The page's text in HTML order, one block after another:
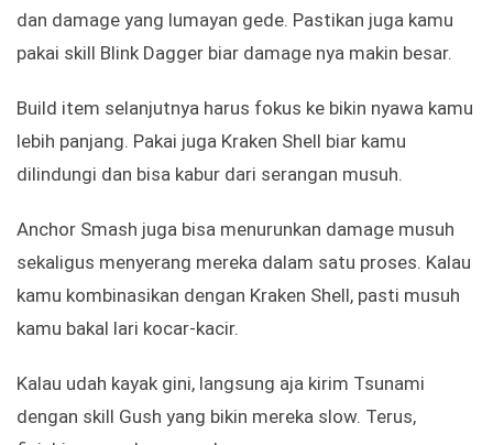
dan damage yang lumayan gede. Pastikan juga kamu
pakai skill Blink Dagger biar damage nya makin besar.
Build item selanjutnya harus fokus ke bikin nyawa kamu
lebih panjang. Pakai juga Kraken Shell biar kamu
dilindungi dan bisa kabur dari serangan musuh.
Anchor Smash juga bisa menurunkan damage musuh
sekaligus menyerang mereka dalam satu proses. Kalau
kamu kombinasikan dengan Kraken Shell, pasti musuh
kamu bakal lari kocar-kacir.
Kalau udah kayak gini, langsung aja kirim Tsunami
dengan skill Gush yang bikin mereka slow. Terus,